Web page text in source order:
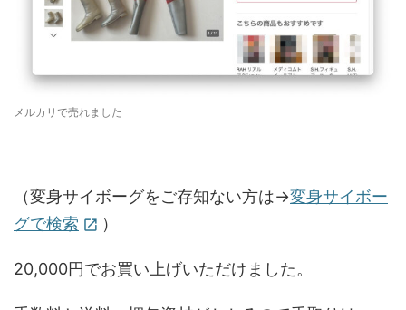
メルカリで売れました
（変身サイボーグをご存知ない方は→変身サイボー
グで検索 open_in_new ）
20,000円でお買い上げいただけました。